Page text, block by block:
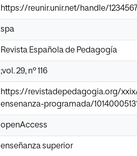
https://reunir.unir.net/handle/
spa
Revista Española de Pedagogía
;vol. 29, nº 116
https://revistadepedagogia.org/
ensenanza-programada/
openAccess
enseñanza superior